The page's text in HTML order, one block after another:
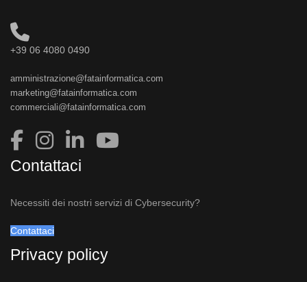
+39 06 4080 0490
amministrazione@fatainformatica.com
marketing@fatainformatica.com
commerciali@fatainformatica.com
Contattaci
Necessiti dei nostri servizi di Cybersecurity?
Contattaci
Privacy policy